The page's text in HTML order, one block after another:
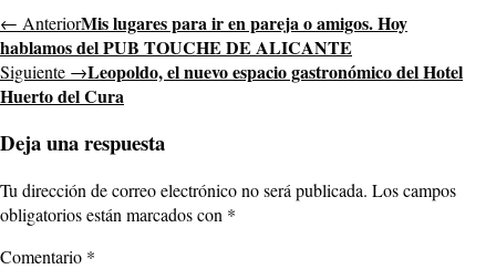
← AnteriorMis lugares para ir en pareja o amigos. Hoy
hablamos del PUB TOUCHE DE ALICANTE
Siguiente →Leopoldo, el nuevo espacio gastronómico del Hotel
Huerto del Cura
Deja una respuesta
Tu dirección de correo electrónico no será publicada. Los campos
obligatorios están marcados con *
Comentario *